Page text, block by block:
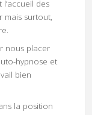
des
mais surtout,
nous placer
hypnose et
bien
la position